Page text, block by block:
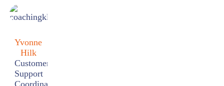
Yvonne
Hilk
Customer
Support